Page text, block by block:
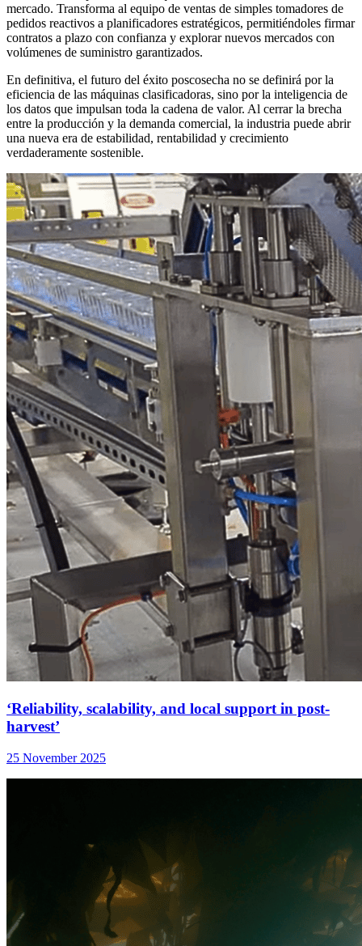
mercado. Transforma al equipo de ventas de simples tomadores de
pedidos reactivos a planificadores estratégicos, permitiéndoles firmar
contratos a plazo con confianza y explorar nuevos mercados con
volúmenes de suministro garantizados.
En definitiva, el futuro del éxito poscosecha no se definirá por la
eficiencia de las máquinas clasificadoras, sino por la inteligencia de
los datos que impulsan toda la cadena de valor. Al cerrar la brecha
entre la producción y la demanda comercial, la industria puede abrir
una nueva era de estabilidad, rentabilidad y crecimiento
verdaderamente sostenible.
‘Reliability, scalability, and local support in post-
harvest’
25 November 2025